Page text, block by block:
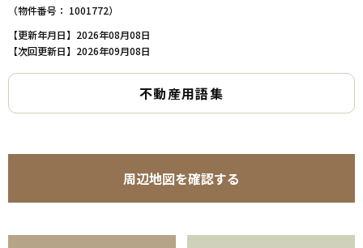
（物件番号： 1001772）
【更新年月日】2026年08月08日
【次回更新日】2026年09月08日
不動産用語集
周辺地図を確認する